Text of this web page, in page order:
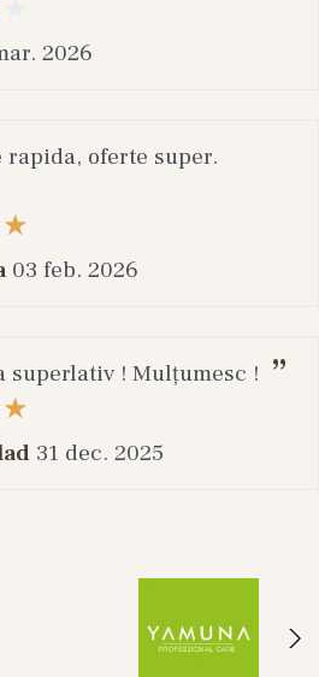
2026
oferte super.
03 feb. 2026
superlativ ! Mulțumesc !
31 dec. 2025